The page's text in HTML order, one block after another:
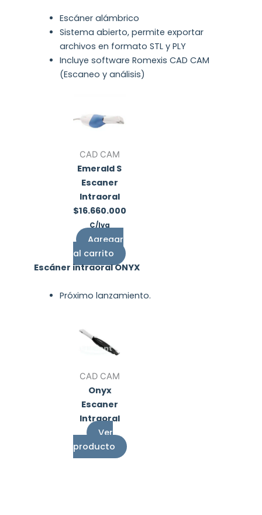
Escáner alámbrico
Sistema abierto, permite exportar
archivos en formato STL y PLY
Incluye software Romexis CAD CAM
(Escaneo y análisis)
CAD CAM
Emerald S
Escaner
Intraoral
$16.660.000
C/Iva
Agregar
al carrito
Escáner intraoral ONYX
Próximo lanzamiento.
CAD CAM
Onyx
Escaner
Intraoral
Ver
producto